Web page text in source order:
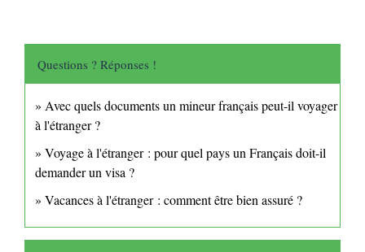
Questions ? Réponses !
Avec quels documents un mineur français peut-il voyager
à l'étranger ?
Voyage à l'étranger : pour quel pays un Français doit-il
demander un visa ?
Vacances à l'étranger : comment être bien assuré ?